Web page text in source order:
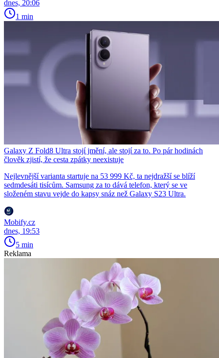
dnes, 20:06
1 min
Galaxy Z Fold8 Ultra stojí jmění, ale stojí za to. Po pár hodinách
člověk zjistí, že cesta zpátky neexistuje
Nejlevnější varianta startuje na 53 999 Kč, ta nejdražší se blíží
sedmdesáti tisícům. Samsung za to dává telefon, který se ve
složeném stavu vejde do kapsy snáz než Galaxy S23 Ultra.
Mobify.cz
dnes, 19:53
5 min
Reklama